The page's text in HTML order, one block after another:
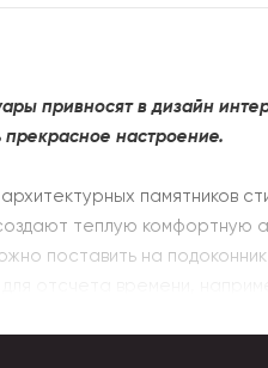
привносят в дизайн
прекрасное настроение.
памятников
теплую комфортную
поставить на
не только